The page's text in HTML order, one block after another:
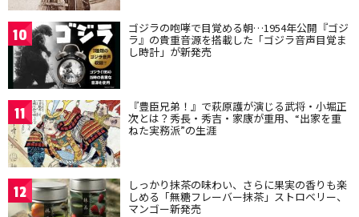
10 ゴジラの咆哮で目覚める朝…1954年公開『ゴジ
ラ』の貴重音源を搭載した「ゴジラ音声目覚ま
し時計」が新発売
11 『豊臣兄弟！』で萩原護が演じる武将・小堀正
次とは？秀長・秀吉・家康が重用、“出家を重
ねた実務派”の生涯
12 しっかり抹茶の味わい、さらに果実の香りも楽
しめる「無糖フレーバー抹茶」ストロベリー、
マンゴー新発売